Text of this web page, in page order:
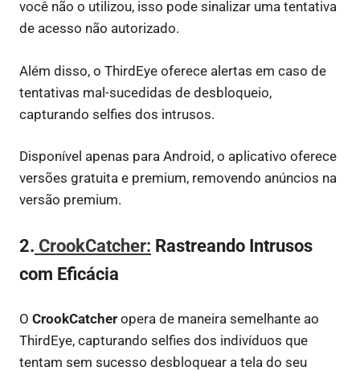
você não o utilizou, isso pode sinalizar uma tentativa
de acesso não autorizado.
Além disso, o ThirdEye oferece alertas em caso de
tentativas mal-sucedidas de desbloqueio,
capturando selfies dos intrusos.
Disponível apenas para Android, o aplicativo oferece
versões gratuita e premium, removendo anúncios na
versão premium.
2. CrookCatcher: Rastreando Intrusos
com Eficácia
O CrookCatcher opera de maneira semelhante ao
ThirdEye, capturando selfies dos indivíduos que
tentam sem sucesso desbloquear a tela do seu